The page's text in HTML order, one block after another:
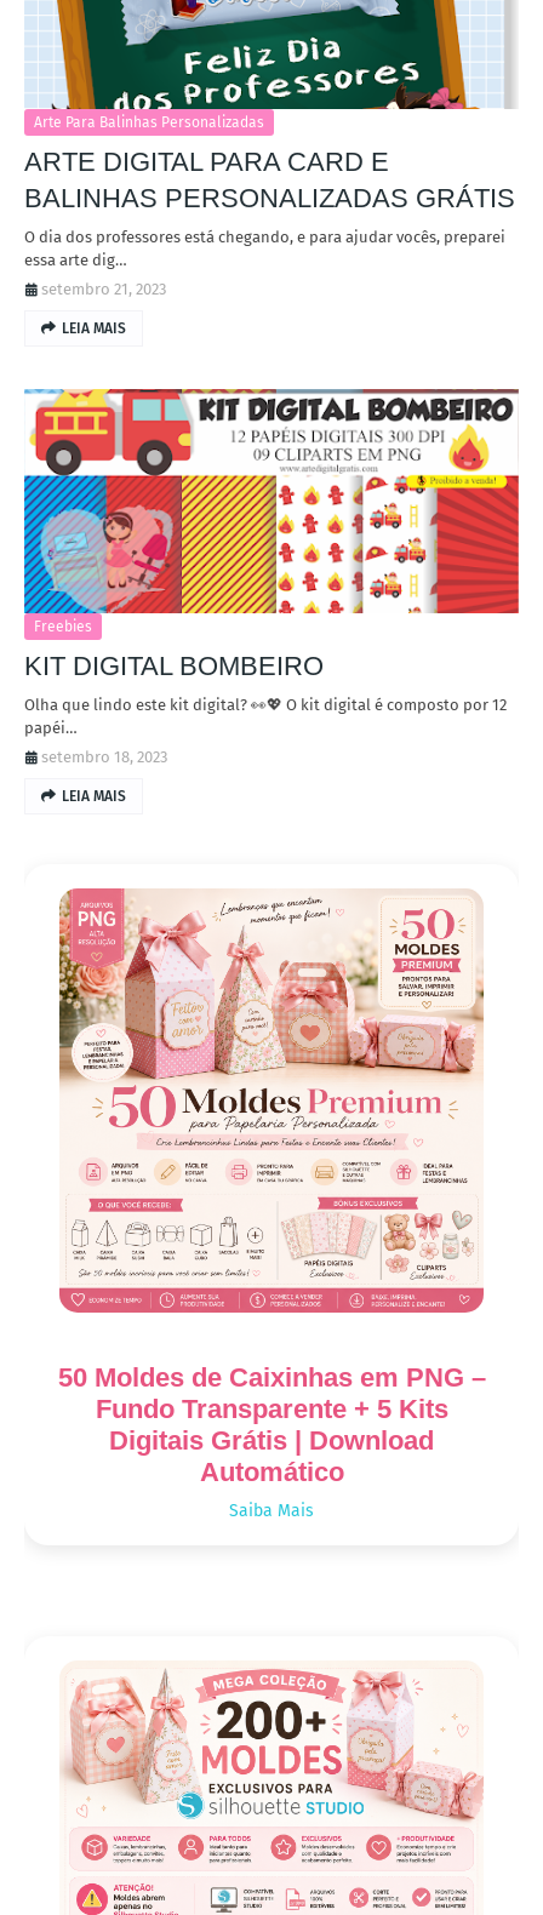
Arte Para Balinhas Personalizadas
ARTE DIGITAL PARA CARD E
BALINHAS PERSONALIZADAS GRÁTIS
O dia dos professores está chegando, e para ajudar vocês, preparei
essa arte dig…
setembro 21, 2023
LEIA MAIS
Freebies
KIT DIGITAL BOMBEIRO
Olha que lindo este kit digital? 👀💖 O kit digital é composto por 12
papéi…
setembro 18, 2023
LEIA MAIS
50 Moldes de Caixinhas em PNG –
Fundo Transparente + 5 Kits
Digitais Grátis | Download
Automático
Saiba Mais